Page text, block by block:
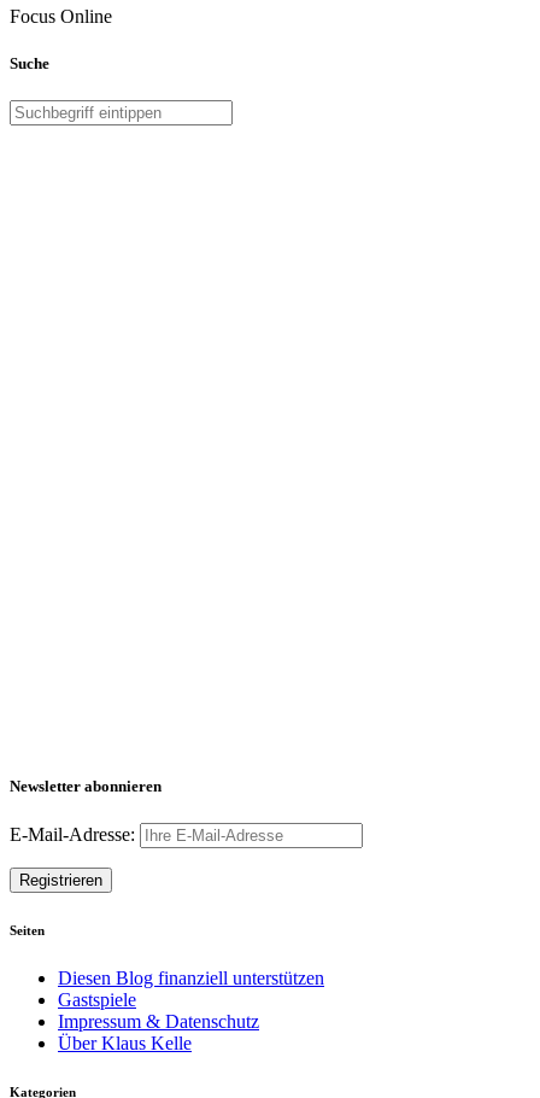
Focus Online
Suche
Newsletter abonnieren
E-Mail-Adresse:
Seiten
Diesen Blog finanziell unterstützen
Gastspiele
Impressum & Datenschutz
Über Klaus Kelle
Kategorien